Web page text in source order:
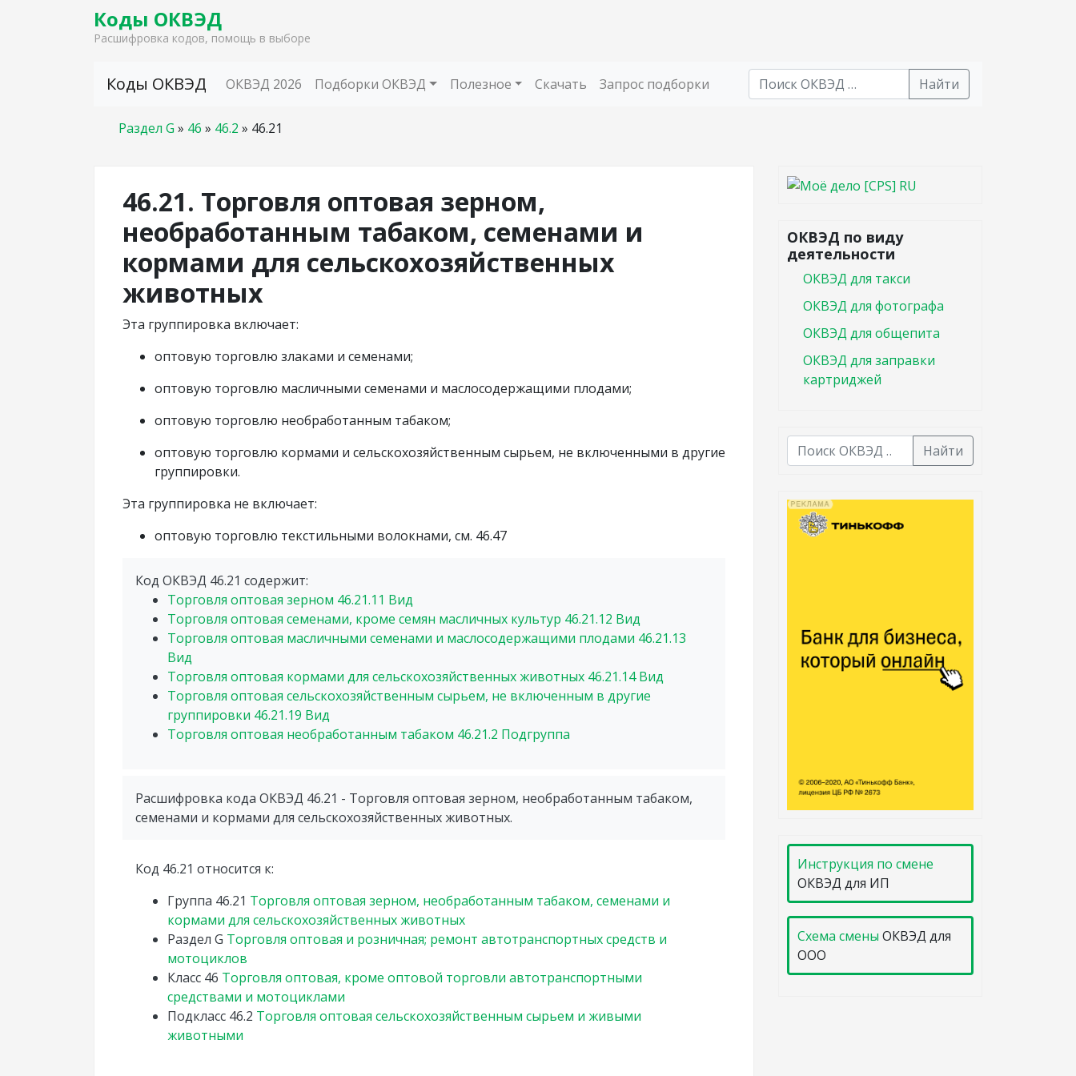
Коды ОКВЭД
Расшифровка кодов, помощь в выборе
Коды ОКВЭД ОКВЭД 2026 Подборки ОКВЭД Полезное Скачать Запрос подборки
Найти
Раздел G » 46 » 46.2 » 46.21
46.21. Торговля оптовая зерном,
необработанным табаком, семенами и
кормами для сельскохозяйственных
животных
Эта группировка включает:
оптовую торговлю злаками и семенами;
оптовую торговлю масличными семенами и маслосодержащими плодами;
оптовую торговлю необработанным табаком;
оптовую торговлю кормами и сельскохозяйственным сырьем, не включенными в другие
группировки.
Эта группировка не включает:
оптовую торговлю текстильными волокнами, см. 46.47
Код ОКВЭД 46.21 содержит:
Торговля оптовая зерном 46.21.11 Вид
Торговля оптовая семенами, кроме семян масличных культур 46.21.12 Вид
Торговля оптовая масличными семенами и маслосодержащими плодами 46.21.13
Вид
Торговля оптовая кормами для сельскохозяйственных животных 46.21.14 Вид
Торговля оптовая сельскохозяйственным сырьем, не включенным в другие
группировки 46.21.19 Вид
Торговля оптовая необработанным табаком 46.21.2 Подгруппа
Расшифровка кода ОКВЭД 46.21 - Торговля оптовая зерном, необработанным табаком,
семенами и кормами для сельскохозяйственных животных.
Код 46.21 относится к:
Группа 46.21 Торговля оптовая зерном, необработанным табаком, семенами и
кормами для сельскохозяйственных животных
Раздел G Торговля оптовая и розничная; ремонт автотранспортных средств и
мотоциклов
Класс 46 Торговля оптовая, кроме оптовой торговли автотранспортными
средствами и мотоциклами
Подкласс 46.2 Торговля оптовая сельскохозяйственным сырьем и живыми
животными
ОКВЭД по виду
деятельности
ОКВЭД для такси
ОКВЭД для фотографа
ОКВЭД для общепита
ОКВЭД для заправки
картриджей
Найти
В списке найденных результатов
Инструкция по смене
ОКВЭД для ИП
Схема смены ОКВЭД для
ООО